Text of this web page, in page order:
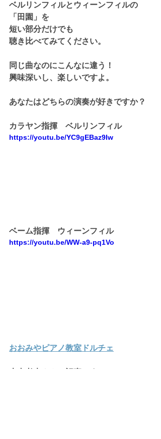
ベルリンフィルとウィーンフィルの
「田園」を
短い部分だけでも
聴き比べてみてください。
同じ曲なのにこんなに違う！
興味深いし、楽しいですよ。
あなたはどちらの演奏が好きですか？
カラヤン指揮　ベルリンフィル
https://youtu.be/YC9gEBaz9Iw
ベーム指揮　ウィーンフィル
https://youtu.be/WW-a9-pq1Vo
おおみやピアノ教室ドルチェ